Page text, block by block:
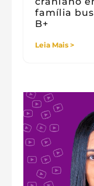
família
B+
Leia Mais >